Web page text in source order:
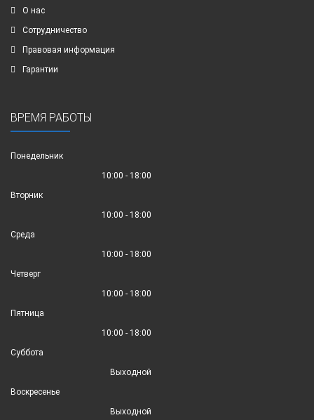
О нас
Сотрудничество
Правовая информация
Гарантии
ВРЕМЯ РАБОТЫ
Понедельник
10:00 - 18:00
Вторник
10:00 - 18:00
Среда
10:00 - 18:00
Четверг
10:00 - 18:00
Пятница
10:00 - 18:00
Суббота
Выходной
Воскресенье
Выходной